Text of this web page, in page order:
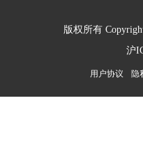
版权所有
沪
用户协议 隐